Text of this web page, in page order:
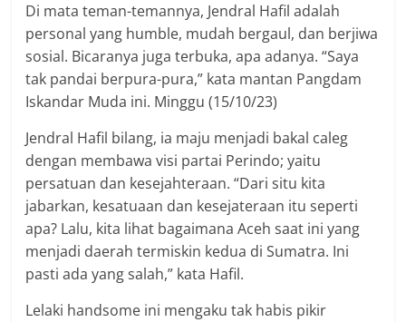
Di mata teman-temannya, Jendral Hafil adalah
personal yang humble, mudah bergaul, dan berjiwa
sosial. Bicaranya juga terbuka, apa adanya. “Saya
tak pandai berpura-pura,” kata mantan Pangdam
Iskandar Muda ini. Minggu (15/10/23)
Jendral Hafil bilang, ia maju menjadi bakal caleg
dengan membawa visi partai Perindo; yaitu
persatuan dan kesejahteraan. “Dari situ kita
jabarkan, kesatuaan dan kesejateraan itu seperti
apa? Lalu, kita lihat bagaimana Aceh saat ini yang
menjadi daerah termiskin kedua di Sumatra. Ini
pasti ada yang salah,” kata Hafil.
Lelaki handsome ini mengaku tak habis pikir